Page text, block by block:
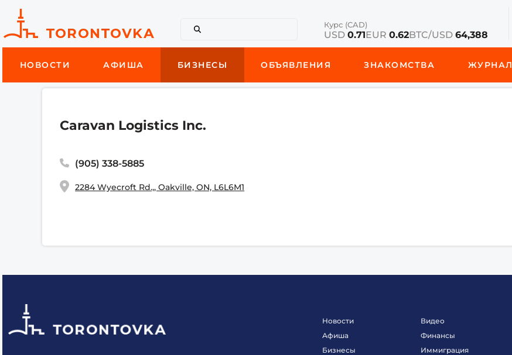
Курс (CAD)
USD0.71EUR0.62BTC/USD64,388
НОВОСТИ АФИША БИЗНЕСЫ ОБЪЯВЛЕНИЯ ЗНАКОМСТВА ЖУРНАЛ
Caravan Logistics Inc.
(905) 338-5885
2284 Wyecroft Rd.,, Oakville, ON, L6L6M1
Новости
Афиша
Бизнесы
Видео
Финансы
Иммиграция